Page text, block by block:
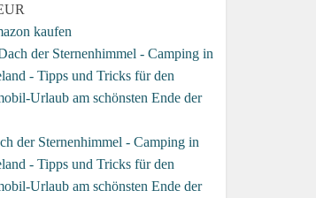
kaufen
der Sternenhimmel - Camping in
- Tipps und Tricks für den
Urlaub am schönsten Ende der